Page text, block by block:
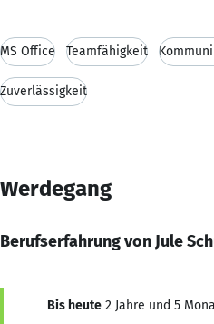
MS Office Teamfähigkeit
Zuverlässigkeit
Werdegang
Berufserfahrung von Jule
Bis heute 2 Jahre und 5